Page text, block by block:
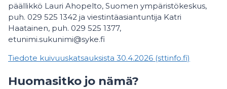
päällikkö Lauri Ahopelto, Suomen ympäristökeskus,
puh. 029 525 1342 ja viestintäasiantuntija Katri
Haatainen, puh. 029 525 1377,
etunimi.sukunimi@syke.fi
Tiedote kuivuuskatsauksista 30.4.2026 (sttinfo.fi)
Huomasitko jo nämä?